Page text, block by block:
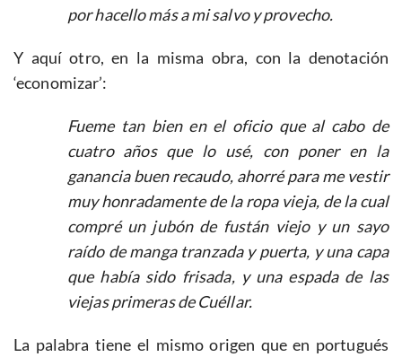
por hacello más a mi salvo y provecho.
Y aquí otro, en la misma obra, con la denotación
‘economizar’:
Fueme tan bien en el oficio que al cabo de
cuatro años que lo usé, con poner en la
ganancia buen recaudo, ahorré para me vestir
muy honradamente de la ropa vieja, de la cual
compré un jubón de fustán viejo y un sayo
raído de manga tranzada y puerta, y una capa
que había sido frisada, y una espada de las
viejas primeras de Cuéllar.
La palabra tiene el mismo origen que en portugués